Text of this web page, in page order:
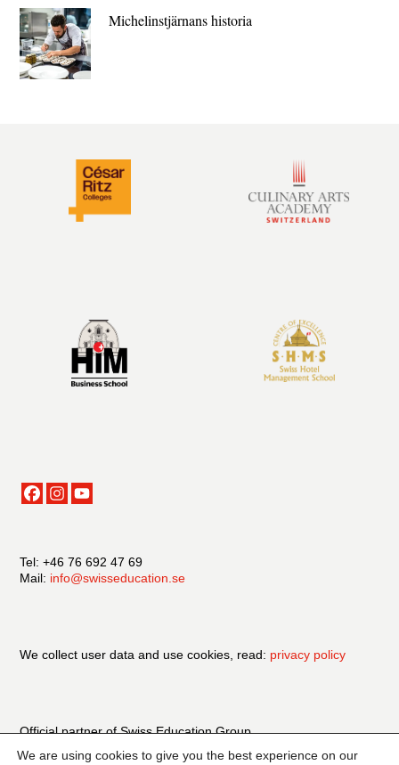
Michelin­stjärnans historia
Tel: +46 76 692 47 69
Mail: info@swisseducation.se
We collect user data and use cookies, read: privacy policy
Official partner of Swiss Education Group
We are using cookies to give you the best experience on our